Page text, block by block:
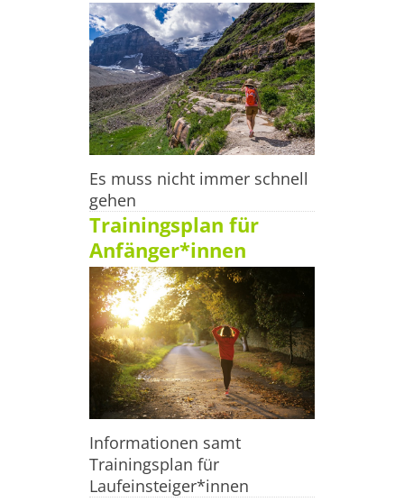
Es muss nicht immer schnell
gehen
Trainingsplan für
Anfänger*innen
Informationen samt
Trainingsplan für
Laufeinsteiger*innen